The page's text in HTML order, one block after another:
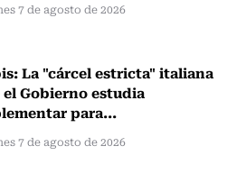
7 de agosto de 2026
La "cárcel estricta" italiana
el Gobierno estudia
para...
7 de agosto de 2026